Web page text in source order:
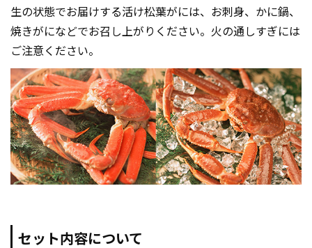
生の状態でお届けする活け松葉がには、お刺身、かに鍋、
焼きがになどでお召し上がりください。火の通しすぎには
ご注意ください。
セット内容について